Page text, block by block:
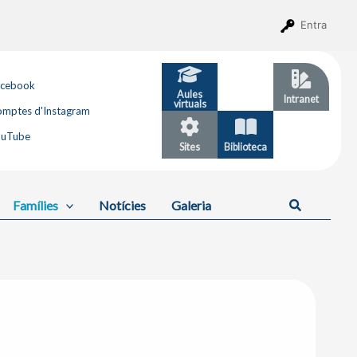
Entra
d'Instagram
Aules
virtuals
Intranet
Sites Biblioteca
Famílies Notícies Galeria Cerca